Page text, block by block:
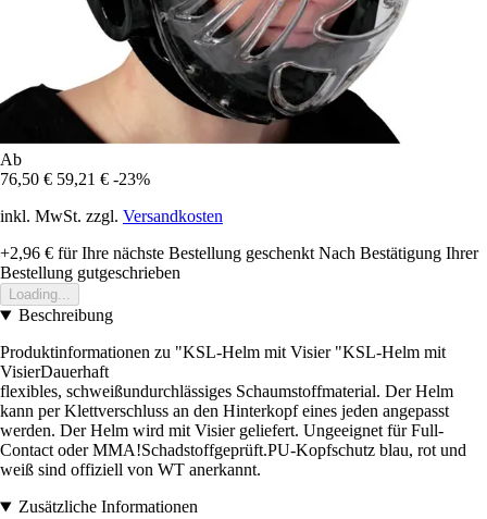
Ab
76,50 € 59,21 € -23%
inkl. MwSt. zzgl. Versandkosten
+2,96 € für Ihre nächste Bestellung geschenkt Nach Bestätigung Ihrer
Bestellung gutgeschrieben
Loading...
Beschreibung
Produktinformationen zu "KSL-Helm mit Visier "KSL-Helm mit
VisierDauerhaft
flexibles, schweißundurchlässiges Schaumstoffmaterial. Der Helm
kann per Klettverschluss an den Hinterkopf eines jeden angepasst
werden. Der Helm wird mit Visier geliefert. Ungeeignet für Full-
Contact oder MMA!Schadstoffgeprüft.PU-Kopfschutz blau, rot und
weiß sind offiziell von WT anerkannt.
Zusätzliche Informationen